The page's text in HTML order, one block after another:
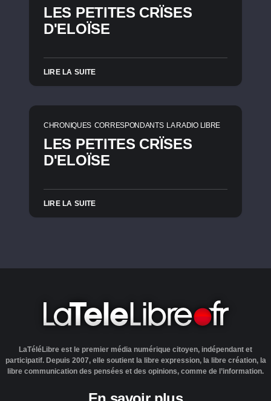
LES PETITES CRÏSES
D'ELOÏSE
LIRE LA SUITE
CHRONIQUES CORRESPONDANTS LA RADIO LIBRE
LES PETITES CRÏSES
D'ELOÏSE
LIRE LA SUITE
LaTéléLibre est le premier média numérique citoyen, indépendant et
participatif. Depuis 2007, elle soutient la libre expression, la libre création, la
libre communication des pensées et des opinions, comme de l’information.